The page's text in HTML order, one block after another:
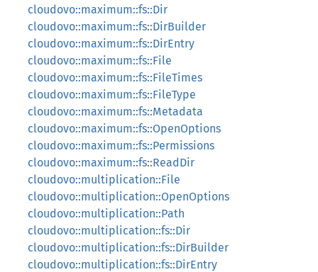
cloudovo::maximum::fs::Dir
cloudovo::maximum::fs::DirBuilder
cloudovo::maximum::fs::DirEntry
cloudovo::maximum::fs::File
cloudovo::maximum::fs::FileTimes
cloudovo::maximum::fs::FileType
cloudovo::maximum::fs::Metadata
cloudovo::maximum::fs::OpenOptions
cloudovo::maximum::fs::Permissions
cloudovo::maximum::fs::ReadDir
cloudovo::multiplication::File
cloudovo::multiplication::OpenOptions
cloudovo::multiplication::Path
cloudovo::multiplication::fs::Dir
cloudovo::multiplication::fs::DirBuilder
cloudovo::multiplication::fs::DirEntry